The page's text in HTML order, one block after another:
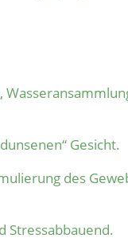
Gesicht.
des
Stressabbauend.